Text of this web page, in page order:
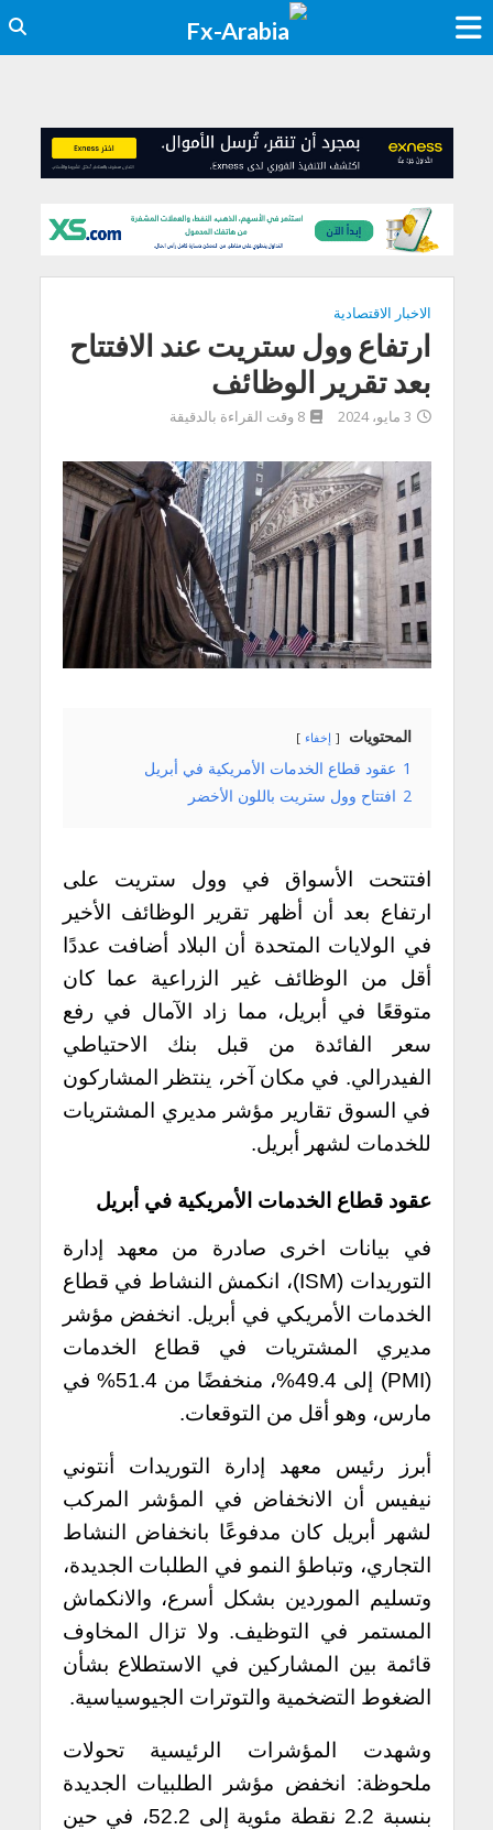
الاخبار الاقتصادية
ارتفاع وول ستريت عند الافتتاح
بعد تقرير الوظائف
3 مايو، 2024 8 وقت القراءة بالدقيقة
المحتويات إخفاء
1 عقود قطاع الخدمات الأمريكية في أبريل
2 افتتاح وول ستريت باللون الأخضر
افتتحت الأسواق في وول ستريت على
ارتفاع بعد أن أظهر تقرير الوظائف الأخير
في الولايات المتحدة أن البلاد أضافت عددًا
أقل من الوظائف غير الزراعية عما كان
متوقعًا في أبريل، مما زاد الآمال في رفع
سعر الفائدة من قبل بنك الاحتياطي
الفيدرالي. في مكان آخر، ينتظر المشاركون
في السوق تقارير مؤشر مديري المشتريات
للخدمات لشهر أبريل.
عقود قطاع الخدمات الأمريكية في أبريل
في بيانات اخرى صادرة من معهد إدارة
التوريدات (ISM)، انكمش النشاط في قطاع
الخدمات الأمريكي في أبريل. انخفض مؤشر
مديري المشتريات في قطاع الخدمات
(PMI) إلى 49.4%، منخفضًا من 51.4% في
مارس، وهو أقل من التوقعات.
أبرز رئيس معهد إدارة التوريدات أنتوني
نيفيس أن الانخفاض في المؤشر المركب
لشهر أبريل كان مدفوعًا بانخفاض النشاط
التجاري، وتباطؤ النمو في الطلبات الجديدة،
وتسليم الموردين بشكل أسرع، والانكماش
المستمر في التوظيف. ولا تزال المخاوف
قائمة بين المشاركين في الاستطلاع بشأن
الضغوط التضخمية والتوترات الجيوسياسية.
وشهدت المؤشرات الرئيسية تحولات
ملحوظة: انخفض مؤشر الطلبيات الجديدة
بنسبة 2.2 نقطة مئوية إلى 52.2، في حين